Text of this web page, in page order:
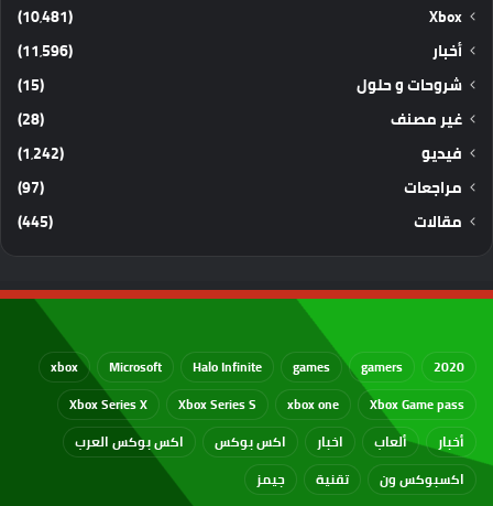
Xbox
(10٬481)
أخبار
(11٬596)
شروحات و حلول
(15)
غير مصنف
(28)
فيديو
(1٬242)
مراجعات
(97)
مقالات
(445)
2020
gamers
games
Halo Infinite
Microsoft
xbox
Xbox Game pass
xbox one
Xbox Series S
Xbox Series X
أخبار
ألعاب اخبار اكس بوكس
اكس بوكس العرب
اكسبوكس ون
تقنية جيمز